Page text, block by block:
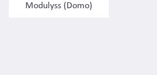
Modulyss (Domo)